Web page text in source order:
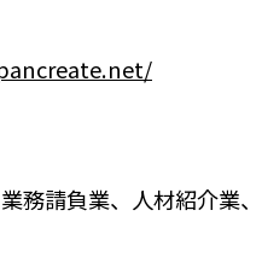
務請負業、人材紹介業、